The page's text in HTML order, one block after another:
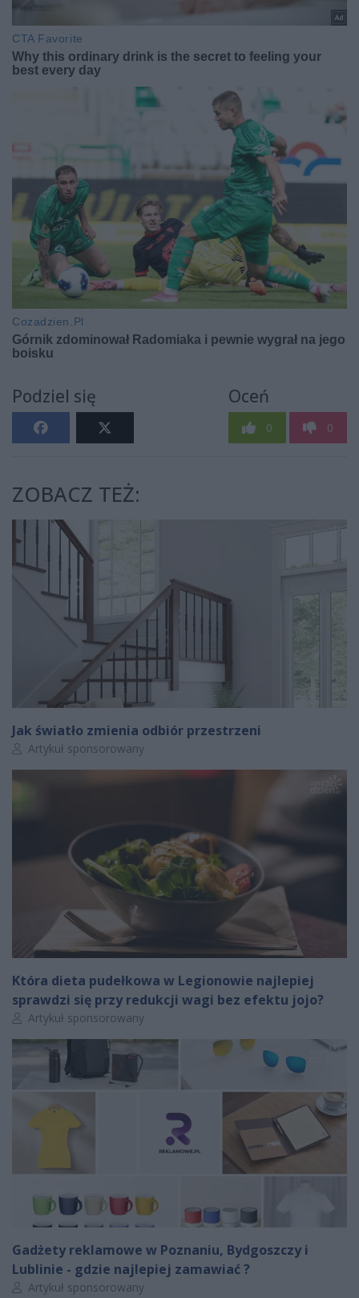
Podziel się Oceń
0 0
ZOBACZ TEŻ:
Jak światło zmienia odbiór przestrzeni
Autor artykułu:
Artykuł sponsorowany
Która dieta pudełkowa w Legionowie najlepiej
sprawdzi się przy redukcji wagi bez efektu jojo?
Autor artykułu:
Artykuł sponsorowany
Gadżety reklamowe w Poznaniu, Bydgoszczy i
Lublinie - gdzie najlepiej zamawiać ?
Autor artykułu:
Artykuł sponsorowany